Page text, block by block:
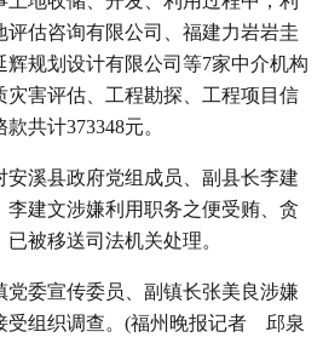
评估咨询有限公司、福建力岩岩圭
辉规划设计有限公司等7家中介机构
灾害评估、工程勘探、工程项目信
共计373348元。
安溪县政府党组成员、副县长李建
建文涉嫌利用职务之便受贿、贪
被移送司法机关处理。
党委宣传委员、副镇长张美良涉嫌
受组织调查。(福州晚报记者 邱泉